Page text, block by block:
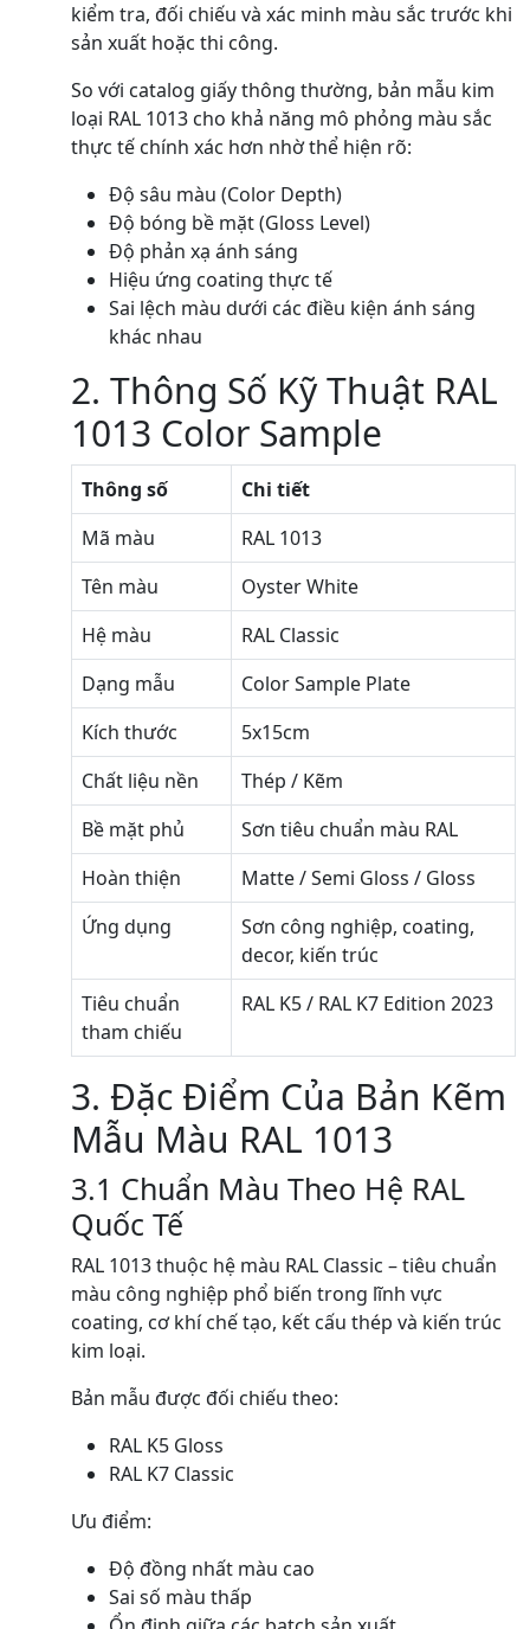
kiểm tra, đối chiếu và xác minh màu sắc trước khi
sản xuất hoặc thi công.
So với catalog giấy thông thường, bản mẫu kim
loại RAL 1013 cho khả năng mô phỏng màu sắc
thực tế chính xác hơn nhờ thể hiện rõ:
Độ sâu màu (Color Depth)
Độ bóng bề mặt (Gloss Level)
Độ phản xạ ánh sáng
Hiệu ứng coating thực tế
Sai lệch màu dưới các điều kiện ánh sáng
khác nhau
2. Thông Số Kỹ Thuật RAL
1013 Color Sample
Thông số
Chi tiết
Mã màu
RAL 1013
Tên màu
Oyster White
Hệ màu
RAL Classic
Dạng mẫu
Color Sample Plate
Kích thước
5x15cm
Chất liệu nền
Thép / Kẽm
Bề mặt phủ
Sơn tiêu chuẩn màu RAL
Hoàn thiện
Matte / Semi Gloss / Gloss
Ứng dụng
Sơn công nghiệp, coating,
decor, kiến trúc
Tiêu chuẩn
tham chiếu
RAL K5 / RAL K7 Edition 2023
3. Đặc Điểm Của Bản Kẽm
Mẫu Màu RAL 1013
3.1 Chuẩn Màu Theo Hệ RAL
Quốc Tế
RAL 1013 thuộc hệ màu RAL Classic – tiêu chuẩn
màu công nghiệp phổ biến trong lĩnh vực
coating, cơ khí chế tạo, kết cấu thép và kiến trúc
kim loại.
Bản mẫu được đối chiếu theo:
RAL K5 Gloss
RAL K7 Classic
Ưu điểm:
Độ đồng nhất màu cao
Sai số màu thấp